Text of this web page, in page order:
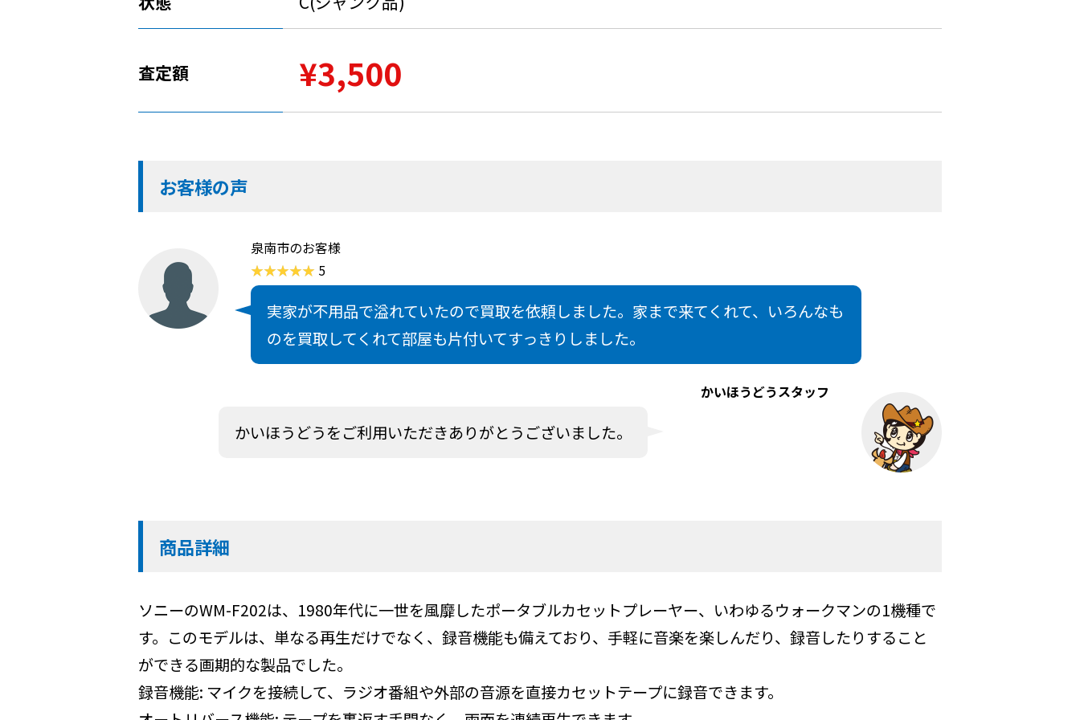
査定額 ¥3,500
お客様の声
泉南市のお客様
5
実家が不用品で溢れていたので買取を依頼しました。家まで来てくれて、いろんなも
のを買取してくれて部屋も片付いてすっきりしました。
かいほうどうスタッフ
かいほうどうをご利用いただきありがとうございました。
商品詳細
ソニーのWM-F202は、1980年代に一世を風靡したポータブルカセットプレーヤー、いわゆるウォークマンの1機種で
す。このモデルは、単なる再生だけでなく、録音機能も備えており、手軽に音楽を楽しんだり、録音したりすること
ができる画期的な製品でした。
録音機能: マイクを接続して、ラジオ番組や外部の音源を直接カセットテープに録音できます。